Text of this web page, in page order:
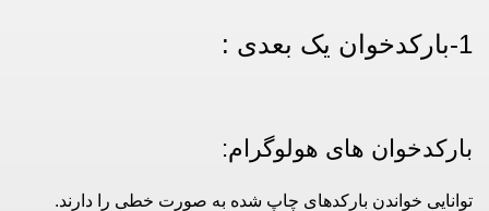
1-بارکدخوان یک بعدی :
بارکدخوان های هولوگرام:
توانایی خواندن بارکدهای چاپ شده به صورت خطی را دارند.